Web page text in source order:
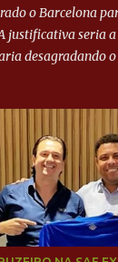
o Barcelona
justificativa seria
desagradando